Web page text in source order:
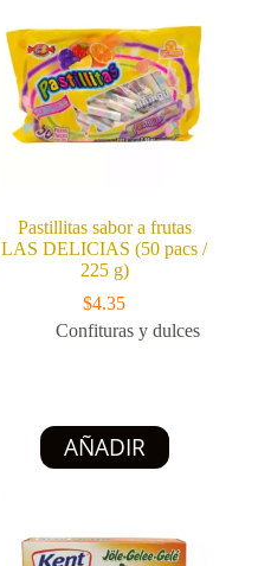
Pastillitas sabor a frutas
LAS DELICIAS (50 pacs /
225 g)
$4.35
Confituras y dulces
frutas
LAS
DELICIAS
225
AÑADIR